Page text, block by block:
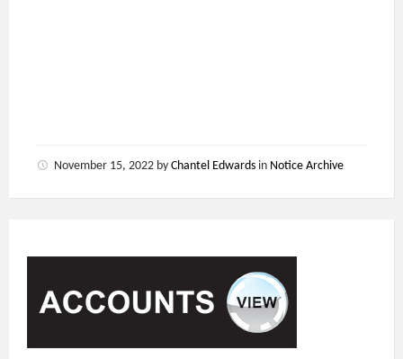
November 15, 2022 by Chantel Edwards in Notice Archive